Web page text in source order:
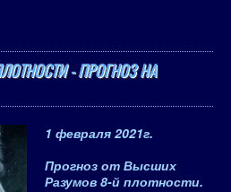
- ПРОГНОЗ НА
1 февраля 2021г.
Прогноз от Высших
Разумов 8-й плотности.